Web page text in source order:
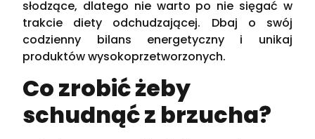
słodzące, dlatego nie warto po nie sięgać w
trakcie diety odchudzającej. Dbaj o swój
codzienny bilans energetyczny i unikaj
produktów wysokoprzetworzonych.
Co zrobić żeby
schudnąć z brzucha?